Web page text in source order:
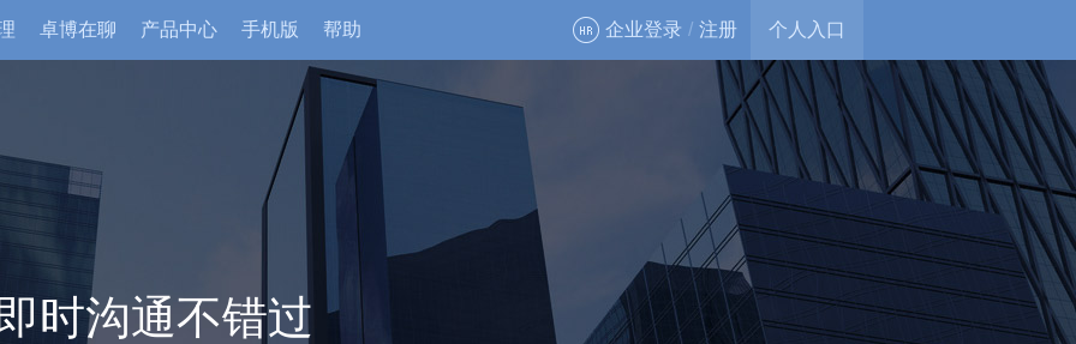
卓博在聊 产品中心 手机版 帮助 企业登录 / 注册 个人入口
时沟通不错过